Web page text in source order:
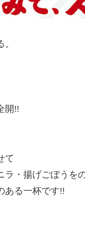
開!!
て
ラ・揚げごぼうを
ある一杯です!!